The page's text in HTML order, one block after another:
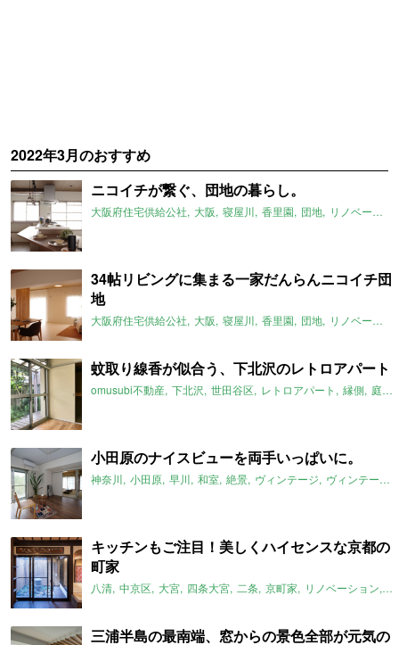
2022年3月のおすすめ
ニコイチが繋ぐ、団地の暮らし。
大阪府住宅供給公社 大阪 寝屋川 香里園 団地 リノベーション
34帖リビングに集まる一家だんらんニコイチ団
地
大阪府住宅供給公社 大阪 寝屋川 香里園 団地 リノベーション
蚊取り線香が似合う、下北沢のレトロアパート
omusubi不動産 下北沢 世田谷区 レトロアパート 縁側 庭
小田原のナイスビューを両手いっぱいに。
神奈川 小田原 早川 和室 絶景 ヴィンテージ ヴィンテージマンション
キッチンもご注目！美しくハイセンスな京都の
町家
八清 中京区 大宮 四条大宮 二条 京町家 リノベーション
三浦半島の最南端、窓からの景色全部が元気の